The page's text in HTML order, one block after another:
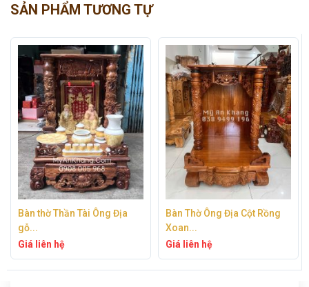
SẢN PHẨM TƯƠNG TỰ
Bàn Thờ Ông Địa Cột Rồng
Xoan...
Giá liên hệ
Bàn thờ Thần Tài gỗ gõ đỏ...
Giá liên hệ